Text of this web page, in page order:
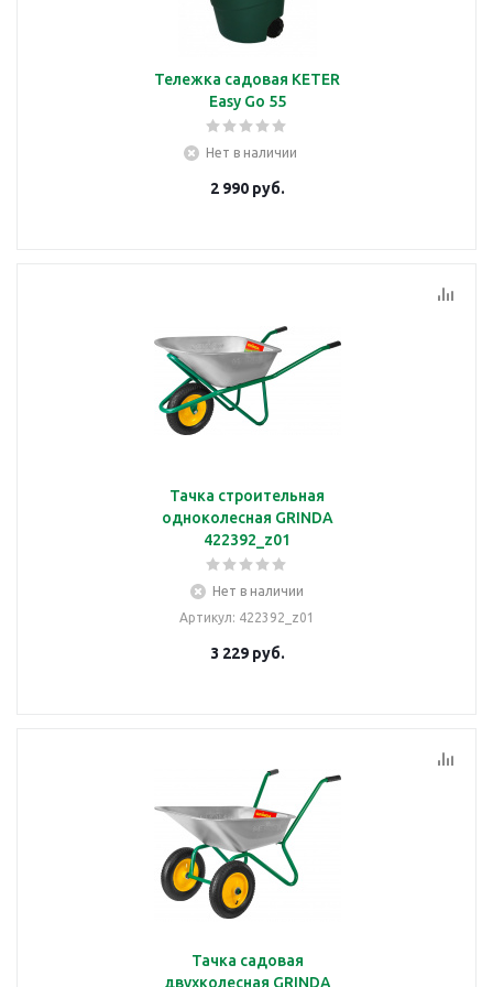
Тележка садовая KETER
Easy Go 55
Нет в наличии
2 990руб.
Тачка строительная
одноколесная GRINDA
422392_z01
Нет в наличии
Артикул: 422392_z01
3 229руб.
Тачка садовая
двухколесная GRINDA